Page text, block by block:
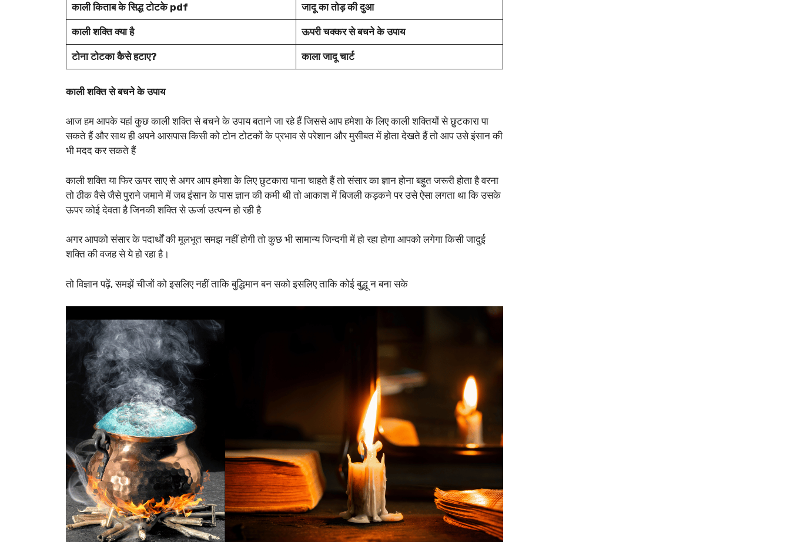
काली किताब के सिद्ध टोटके pdf जादू का तोड़ की दुआ
काली शक्ति क्या है ऊपरी चक्कर से बचने के उपाय
टोना टोटका कैसे हटाए? काला जादू चार्ट
काली शक्ति से बचने के उपाय
आज हम आपके यहां कुछ काली शक्ति से बचने के उपाय बताने जा रहे हैं जिससे आप हमेशा के लिए काली शक्तियों से छुटकारा पा
सकते हैं और साथ ही अपने आसपास किसी को टोन टोटकों के प्रभाव से परेशान और मुसीबत में होता देखते हैं तो आप उसे इंसान की
भी मदद कर सकते हैं
काली शक्ति या फिर ऊपर साए से अगर आप हमेशा के लिए छुटकारा पाना चाहते हैं तो संसार का ज्ञान होना बहुत जरूरी होता है वरना
तो ठीक वैसे जैसे पुराने जमाने में जब इंसान के पास ज्ञान की कमी थी तो आकाश में बिजली कड़कने पर उसे ऐसा लगता था कि उसके
ऊपर कोई देवता है जिनकी शक्ति से ऊर्जा उत्पन्न हो रही है
अगर आपको संसार के पदार्थों की मूलभूत समझ नहीं होगी तो कुछ भी सामान्य जिन्दगी में हो रहा होगा आपको लगेगा किसी जादुई
शक्ति की वजह से ये हो रहा है।
तो विज्ञान पढ़ें, समझें चीजों को इसलिए नहीं ताकि बुद्धिमान बन सको इसलिए ताकि कोई बुद्धू न बना सके